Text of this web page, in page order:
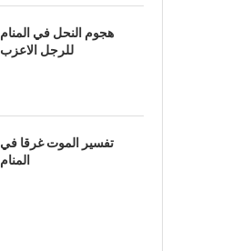
هجوم النحل في المنام
للرجل الاعزب
تفسير الموت غرقا في
المنام